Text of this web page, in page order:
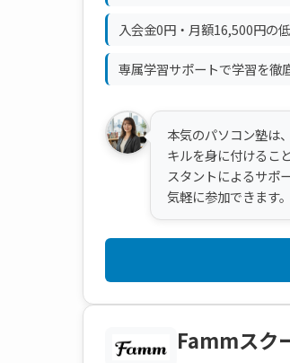
入会金0円・月額16,500円の
専属学習サポートで学習を徹
本気のパソコン塾は
キルを身に付けるこ
スタントによるサポ
気軽に参加できます。
Fammスク